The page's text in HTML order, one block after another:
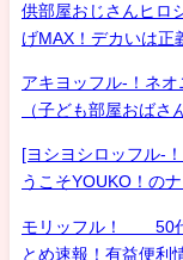
供部屋おじさんヒロ
げMAX！デカいは正
アキヨッフル-！ネオ
（子ども部屋おばさ
[ヨシヨシロッフル-
うこそYOUKO！の
モリッフル！ 50代
とめ速報！有益便